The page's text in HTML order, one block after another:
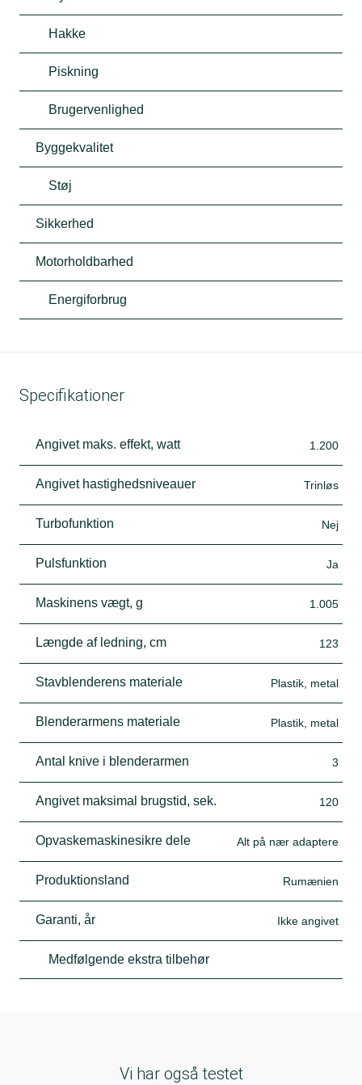
Hakke
Piskning
Brugervenlighed
Byggekvalitet
Støj
Sikkerhed
Motorholdbarhed
Energiforbrug
Specifikationer
Angivet maks. effekt, watt 1.200
Angivet hastighedsniveauer Trinløs
Turbofunktion Nej
Pulsfunktion Ja
Maskinens vægt, g 1.005
Længde af ledning, cm 123
Stavblenderens materiale Plastik, metal
Blenderarmens materiale Plastik, metal
Antal knive i blenderarmen 3
Angivet maksimal brugstid, sek. 120
Opvaskemaskinesikre dele Alt på nær adaptere
Produktionsland Rumænien
Garanti, år Ikke angivet
Medfølgende ekstra tilbehør
Vi har også testet